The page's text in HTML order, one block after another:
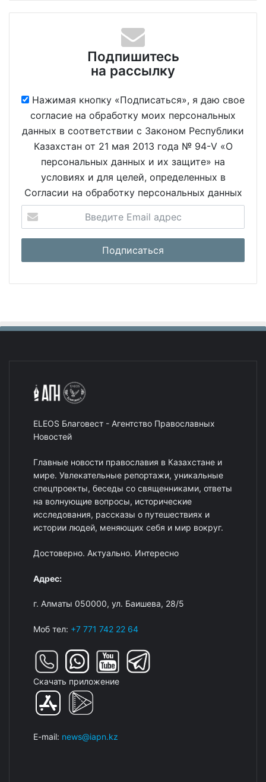
Подпишитесь
на рассылку
Нажимая кнопку «Подписаться», я даю свое
согласие на обработку моих персональных
данных в соответствии с Законом Республики
Казахстан от 21 мая 2013 года № 94-V «О
персональных данных и их защите» на
условиях и для целей, определенных в
Согласии на обработку персональных данных
ELEOS Благовест - Агентство Православных
Новостей
Главные новости православия в Казахстане и
мире. Увлекательные репортажи, уникальные
спецпроекты, беседы со священниками, ответы
на волнующие вопросы, исторические
исследования, рассказы о путешествиях и
истории людей, меняющих себя и мир вокруг.
Достоверно. Актуально. Интересно
Адрес:
г. Алматы 050000, ул. Баишева, 28/5
Моб тел: +7 771 742 22 64
Скачать приложение
E-mail: news@iapn.kz